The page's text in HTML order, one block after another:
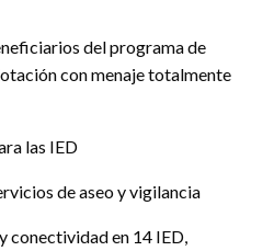
del programa de
con menaje totalmente
las IED
de aseo y vigilancia
conectividad en 14 IED,